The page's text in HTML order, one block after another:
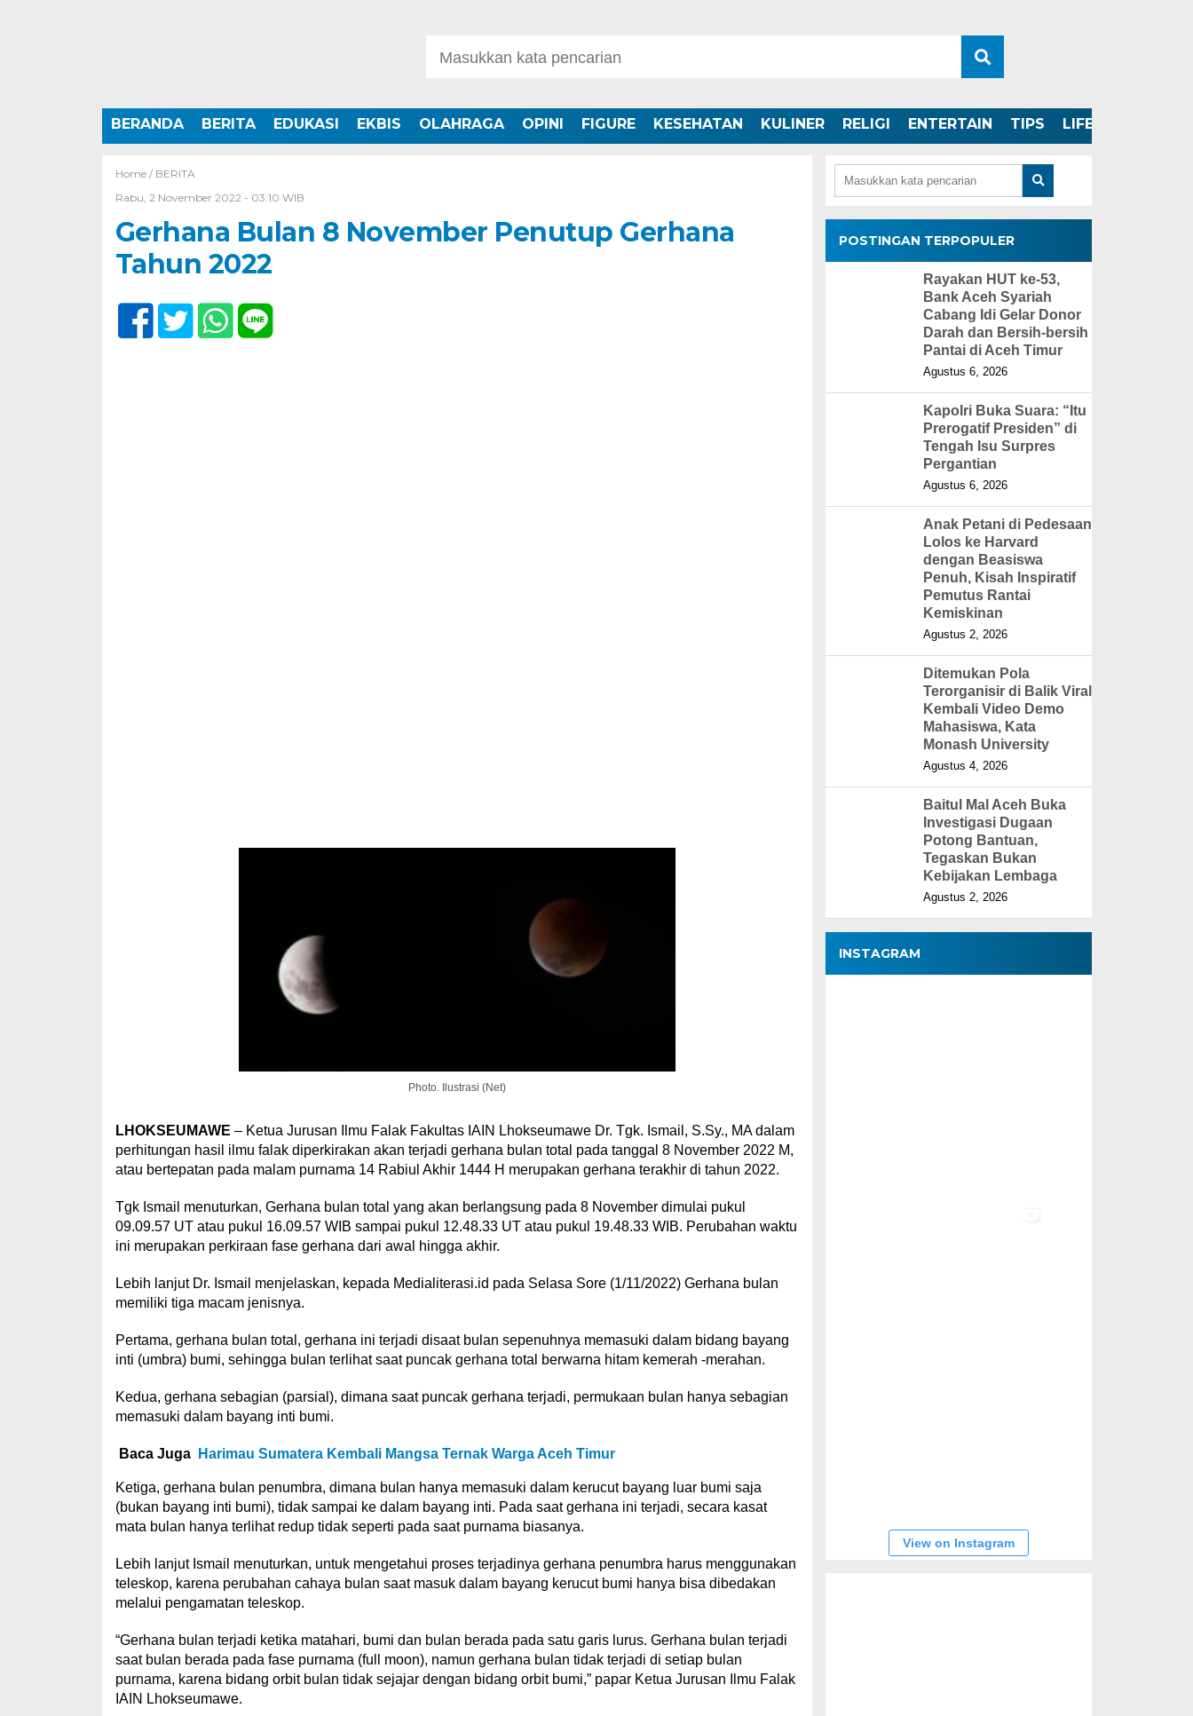
BERANDA BERITA EDUKASI EKBIS OLAHRAGA OPINI FIGURE KESEHATAN KULINER RELIGI ENTERTAIN TIPS LIFESTYLE
Home / BERITA
Rabu, 2 November 2022 - 03:10 WIB
Gerhana Bulan 8 November Penutup Gerhana
Tahun 2022
Photo. Ilustrasi (Net)
LHOKSEUMAWE – Ketua Jurusan Ilmu Falak Fakultas IAIN Lhokseumawe Dr. Tgk. Ismail, S.Sy., MA dalam
perhitungan hasil ilmu falak diperkirakan akan terjadi gerhana bulan total pada tanggal 8 November 2022 M,
atau bertepatan pada malam purnama 14 Rabiul Akhir 1444 H merupakan gerhana terakhir di tahun 2022.
Tgk Ismail menuturkan, Gerhana bulan total yang akan berlangsung pada 8 November dimulai pukul
09.09.57 UT atau pukul 16.09.57 WIB sampai pukul 12.48.33 UT atau pukul 19.48.33 WIB. Perubahan waktu
ini merupakan perkiraan fase gerhana dari awal hingga akhir.
Lebih lanjut Dr. Ismail menjelaskan, kepada Medialiterasi.id pada Selasa Sore (1/11/2022) Gerhana bulan
memiliki tiga macam jenisnya.
Pertama, gerhana bulan total, gerhana ini terjadi disaat bulan sepenuhnya memasuki dalam bidang bayang
inti (umbra) bumi, sehingga bulan terlihat saat puncak gerhana total berwarna hitam kemerah -merahan.
Kedua, gerhana sebagian (parsial), dimana saat puncak gerhana terjadi, permukaan bulan hanya sebagian
memasuki dalam bayang inti bumi.
Baca Juga Harimau Sumatera Kembali Mangsa Ternak Warga Aceh Timur
Ketiga, gerhana bulan penumbra, dimana bulan hanya memasuki dalam kerucut bayang luar bumi saja
(bukan bayang inti bumi), tidak sampai ke dalam bayang inti. Pada saat gerhana ini terjadi, secara kasat
mata bulan hanya terlihat redup tidak seperti pada saat purnama biasanya.
Lebih lanjut Ismail menuturkan, untuk mengetahui proses terjadinya gerhana penumbra harus menggunakan
teleskop, karena perubahan cahaya bulan saat masuk dalam bayang kerucut bumi hanya bisa dibedakan
melalui pengamatan teleskop.
“Gerhana bulan terjadi ketika matahari, bumi dan bulan berada pada satu garis lurus. Gerhana bulan terjadi
saat bulan berada pada fase purnama (full moon), namun gerhana bulan tidak terjadi di setiap bulan
purnama, karena bidang orbit bulan tidak sejajar dengan bidang orbit bumi,” papar Ketua Jurusan Ilmu Falak
IAIN Lhokseumawe.
POSTINGAN TERPOPULER
Rayakan HUT ke-53,
Bank Aceh Syariah
Cabang Idi Gelar Donor
Darah dan Bersih-bersih
Pantai di Aceh Timur
Agustus 6, 2026
Kapolri Buka Suara: “Itu
Prerogatif Presiden” di
Tengah Isu Surpres
Pergantian
Agustus 6, 2026
Anak Petani di Pedesaan
Lolos ke Harvard
dengan Beasiswa
Penuh, Kisah Inspiratif
Pemutus Rantai
Kemiskinan
Agustus 2, 2026
Ditemukan Pola
Terorganisir di Balik Viral
Kembali Video Demo
Mahasiswa, Kata
Monash University
Agustus 4, 2026
Baitul Mal Aceh Buka
Investigasi Dugaan
Potong Bantuan,
Tegaskan Bukan
Kebijakan Lembaga
Agustus 2, 2026
INSTAGRAM
View on Instagram